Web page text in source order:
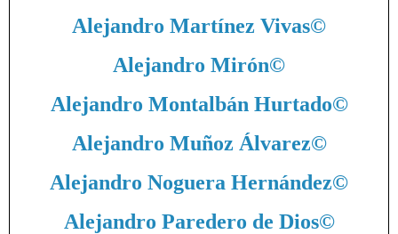
Alejandro Martínez Vivas©
Alejandro Mirón©
Alejandro Montalbán Hurtado©
Alejandro Muñoz Álvarez©
Alejandro Noguera Hernández©
Alejandro Paredero de Dios©